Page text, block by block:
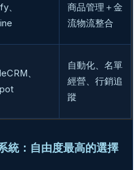
、
商品管理＋金
流物流整合
、
自動化、名單
經營、行銷追
蹤
統：自由度最高的選擇